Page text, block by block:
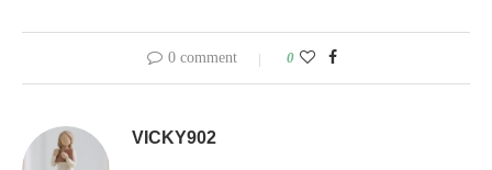
0 comment 0
VICKY902